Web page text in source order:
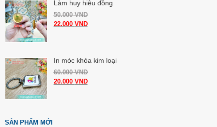
Làm huy hiệu đồng
50.000VND
22.000 VND
In móc khóa kim loại
60.000VND
20.000 VND
SẢN PHẨM MỚI